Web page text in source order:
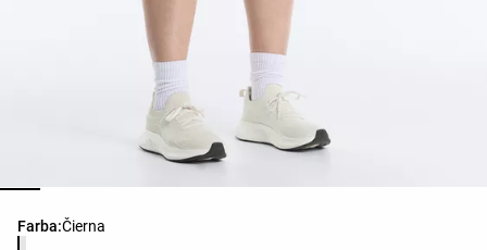
Farba:Čierna
Zoznam farieb produktu